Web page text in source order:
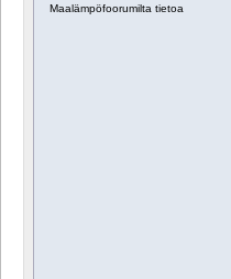
Maalämpöfoorumilta tietoa